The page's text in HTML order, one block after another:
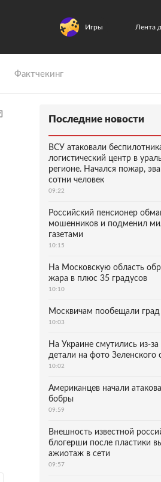
Игры Лента
Фактчекинг
Последние новости
ВСУ атаковали
логистический центр в
регионе. Начался пожар,
сотни человек
09:22
Российский пенсионер
мошенников и подменил
газетами
10:15
На Московскую область
жара в плюс 35 градусов
10:10
Москвичам пообещали град
10:03
На Украине смутились из-
детали на фото
10:02
Американцев начали
бобры
09:59
Внешность известной
блогерши после пластики
ажиотаж в сети
09:57